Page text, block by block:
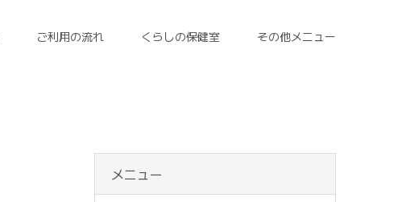
ご利用の流れ くらしの保健室 その他メニュー
メニュー